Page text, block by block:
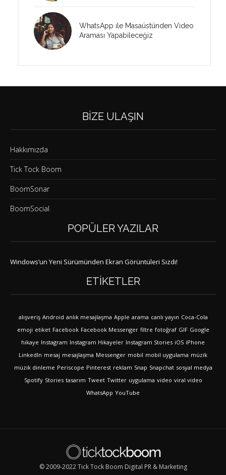
WhatsApp ile Masaüstünden Video
Araması Yapabileceğiz
BIZE ULAŞIN
Hakkımızda
Tick Tock Boom
BoomSonar
BoomSocial
POPÜLER YAZILAR
Windows’un Yeni Sürümünden Ekran Görüntüleri Sızdı!
ETIKETLER
alışveriş Android anlık mesajlaşma Apple arama canlı yayın Coca-Cola
emoji etiket Facebook Facebook Messenger filtre fotoğraf GIF Google
hikaye Instagram Instagram Hikayeler Instagram Stories iOS iPhone
LinkedIn mesaj mesajlaşma Messenger mobil mobil uygulama müzik
müzik dinleme Periscope Pinterest reklam Snap Snapchat sosyal medya
Spotify Stories tasarım Tweet Twitter uygulama video viral video
WhatsApp YouTube
© 2009-2022 Tick Tock Boom Digital PR & Marketing